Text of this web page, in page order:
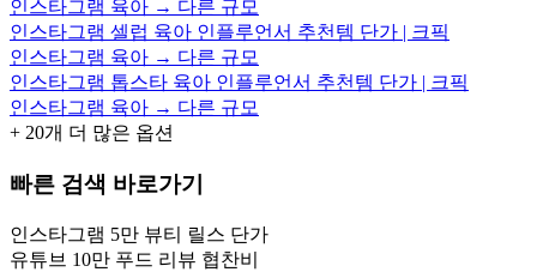
인스타그램 육아 → 다른 규모
인스타그램 셀럽 육아 인플루언서 추천템 단가 | 크픽
인스타그램 육아 → 다른 규모
인스타그램 톱스타 육아 인플루언서 추천템 단가 | 크픽
인스타그램 육아 → 다른 규모
+ 20개 더 많은 옵션
빠른 검색 바로가기
인스타그램 5만 뷰티 릴스 단가
유튜브 10만 푸드 리뷰 협찬비